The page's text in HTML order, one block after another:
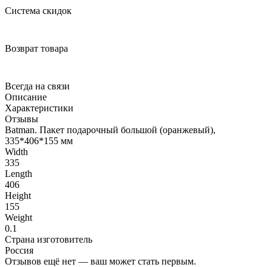
Система скидок
Возврат товара
Всегда на связи
Описание
Характеристики
Отзывы
Batman. Пакет подарочный большой (оранжевый),
335*406*155 мм
Width
335
Length
406
Height
155
Weight
0.1
Страна изготовитель
Россия
Отзывов ещё нет — ваш может стать первым.